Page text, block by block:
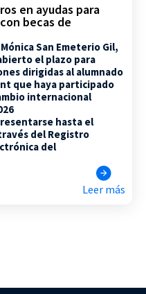
en ayudas para
becas de
San Emeterio Gil,
el plazo para
dirigidas al alumnado
que haya participado
internacional
hasta el
del Registro
del
Leer más